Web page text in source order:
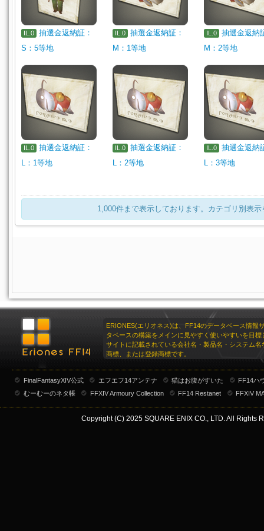
IL.0
抽選金返納証：
S：5等地
IL.0
抽選金返納証：
M：1等地
IL.0
抽選金返納
M：2等地
IL.0
抽選金返納証：
L：1等地
IL.0
抽選金返納証：
L：2等地
IL.0
抽選金返納
L：3等地
1,000件まで表示しております。カテゴリ別表
ERIONES(エリオネス)は、FF14のデータベース情報
タベースの構築をメインに見やすく使いやすいを目標
サイトに記載されている会社名・製品名・システム名
商標、または登録商標です。
FinalFantasyXIV公式 エフエフ14アンテナ 猫はお腹がすいた
FF14ハ
むーむーのネタ帳
FFXIV Armoury Collection FF14 Restanet FFXIV
Copyright (C) 2025 SQUARE ENIX CO., LTD. All Rights